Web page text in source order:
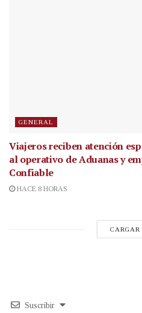
GENERAL
Viajeros reciben atención
al operativo de Aduanas y
Confiable
HACE 8 HORAS
CARGAR
Suscribir